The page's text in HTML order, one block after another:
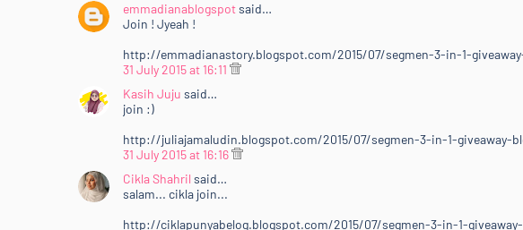
emmadianablogspotsaid…
Join ! Jyeah !
http://emmadianastory.blogspot.com/2015/07/segmen-3-in-1-
31 July 2015 at 16:11
Kasih Juju said…
join :)
http://juliajamaludin.blogspot.com/2015/07/segmen-3-in-1-giveaway-
31 July 2015 at 16:16
Cikla Shahril said…
salam... cikla join...
http://ciklapunyabelog.blogspot.com/2015/07/segmen-3-in-1-